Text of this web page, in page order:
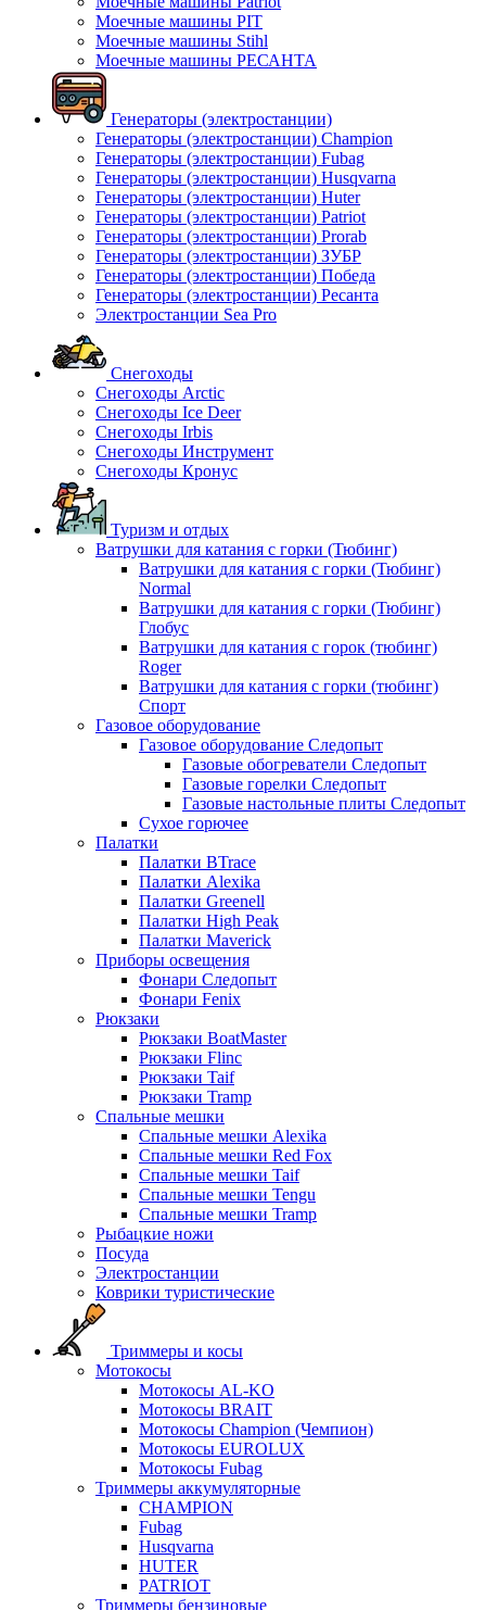
Моечные машины PIT
Моечные машины Stihl
Моечные машины РЕСАНТА
Генераторы (электростанции)
Генераторы (электростанции) Champion
Генераторы (электростанции) Fubag
Генераторы (электростанции) Husqvarna
Генераторы (электростанции) Huter
Генераторы (электростанции) Patriot
Генераторы (электростанции) Prorab
Генераторы (электростанции) ЗУБР
Генераторы (электростанции) Победа
Генераторы (электростанции) Ресанта
Электростанции Sea Pro
Снегоходы
Снегоходы Arctic
Снегоходы Ice Deer
Снегоходы Irbis
Снегоходы Инструмент
Снегоходы Кронус
Туризм и отдых
Ватрушки для катания с горки (Тюбинг)
Ватрушки для катания с горки (Тюбинг)
Normal
Ватрушки для катания с горки (Тюбинг)
Глобус
Ватрушки для катания с горок (тюбинг)
Roger
Ватрушки для катания с горки (тюбинг)
Спорт
Газовое оборудование
Газовое оборудование Следопыт
Газовые обогреватели Следопыт
Газовые горелки Следопыт
Газовые настольные плиты Следопыт
Сухое горючее
Палатки
Палатки BTrace
Палатки Alexika
Палатки Greenell
Палатки High Peak
Палатки Maverick
Приборы освещения
Фонари Следопыт
Фонари Fenix
Рюкзаки
Рюкзаки BoatMaster
Рюкзаки Flinc
Рюкзаки Taif
Рюкзаки Tramp
Спальные мешки
Спальные мешки Alexika
Спальные мешки Red Fox
Спальные мешки Taif
Спальные мешки Tengu
Спальные мешки Tramp
Рыбацкие ножи
Посуда
Электростанции
Коврики туристические
Триммеры и косы
Мотокосы
Мотокосы AL-KO
Мотокосы BRAIT
Мотокосы Champion (Чемпион)
Мотокосы EUROLUX
Мотокосы Fubag
Триммеры аккумуляторные
CHAMPION
Fubag
Husqvarna
HUTER
PATRIOT
Триммеры бензиновые